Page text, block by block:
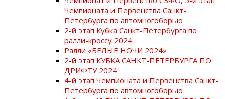
Чемпионата и Первенства Санкт-
Петербурга по автомногоборью
2-й этап Кубка Санкт-Петербурга по
ралли-кроссу 2024
Ралли «БЕЛЫЕ НОЧИ 2024»
2-й этап КУБКА САНКТ-ПЕТЕРБУРГА ПО
ДРИФТУ 2024
4-й этап Чемпионата и Первенства Санкт-
Петербурга по автомногоборью